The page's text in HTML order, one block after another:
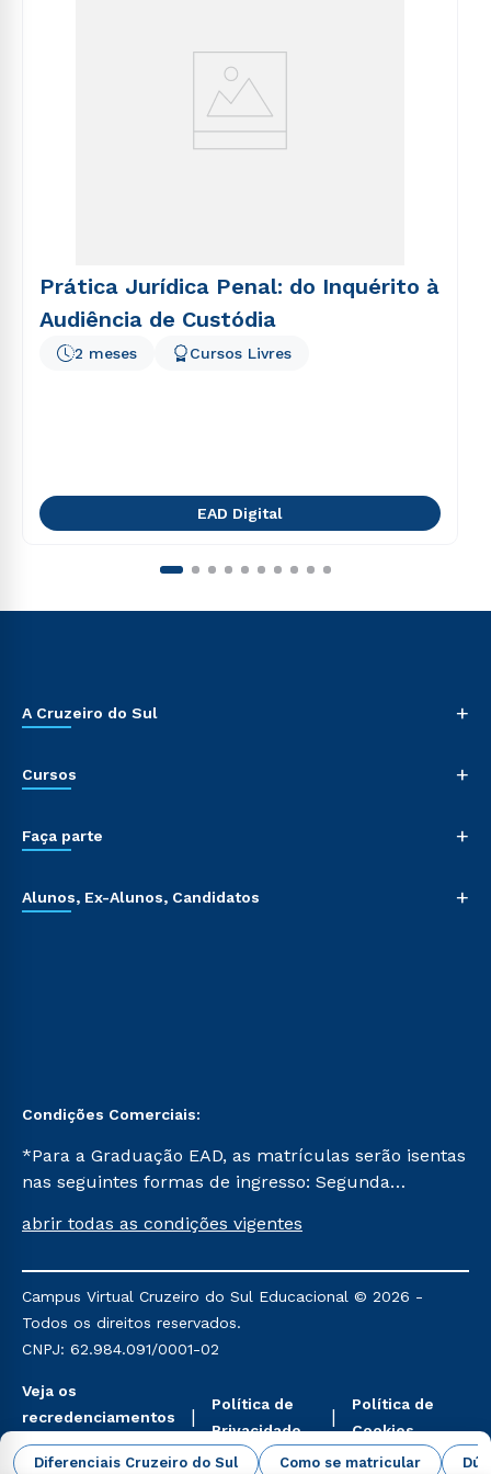
Diferenciais Cruzeiro do Sul Como se matricular
Prática Jurídica Penal: do Inquérito à
Audiência de Custódia
2 meses Cursos Livres
EAD Digital
A Cruzeiro do Sul +
Cursos +
Faça parte +
Alunos, Ex-Alunos, Candidatos +
Condições Comerciais:
*Para a Graduação EAD, as matrículas serão isentas
nas seguintes formas de ingresso: Segunda
Já para as demais, a taxa de matrícula será de R$
mencionadas são referentes aos cursos: Ensino
Religioso, Geografia para a Docência e Metodologia
do Ensino de História: Questões Atuais.
abrir todas as condições vigentes
Campus Virtual Cruzeiro do Sul Educacional © 2026 -
Todos os direitos reservados.
CNPJ: 62.984.091/0001-02
Veja os
recredenciamentos
aqui
Política de
Privacidade
Política de
Cookies